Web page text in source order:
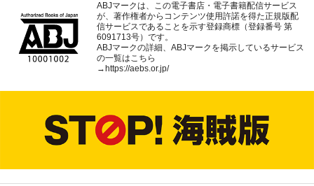
ABJマークは、この電子書店・電子書籍配信サービス
が、著作権者からコンテンツ使用許諾を得た正規版配
信サービスであることを示す登録商標（登録番号 第
6091713号）です。
ABJマークの詳細、ABJマークを掲示しているサービス
の一覧はこちら
→ https://aebs.or.jp/